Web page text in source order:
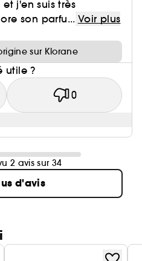
j'en suis très
son parfu... Voir plus
sur Klorane
utile ?
0
2 avis sur 34
d'avis